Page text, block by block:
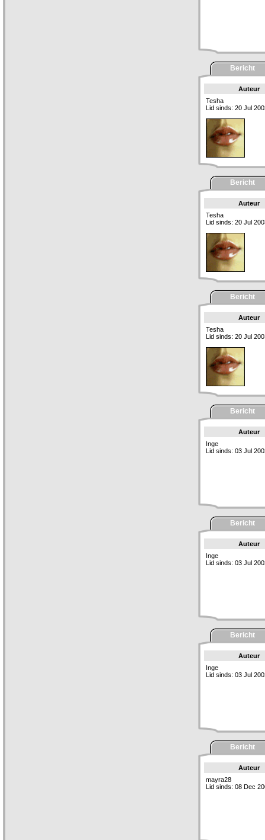
Bericht
Auteur
Tesha
Lid sinds: 20 Jul
Bericht
Auteur
Tesha
Lid sinds: 20 Jul
Bericht
Auteur
Tesha
Lid sinds: 20 Jul
Bericht
Auteur
Inge
Lid sinds: 03 Jul
Bericht
Auteur
Inge
Lid sinds: 03 Jul
Bericht
Auteur
Inge
Lid sinds: 03 Jul
Bericht
Auteur
mayra28
Lid sinds: 08 Dec